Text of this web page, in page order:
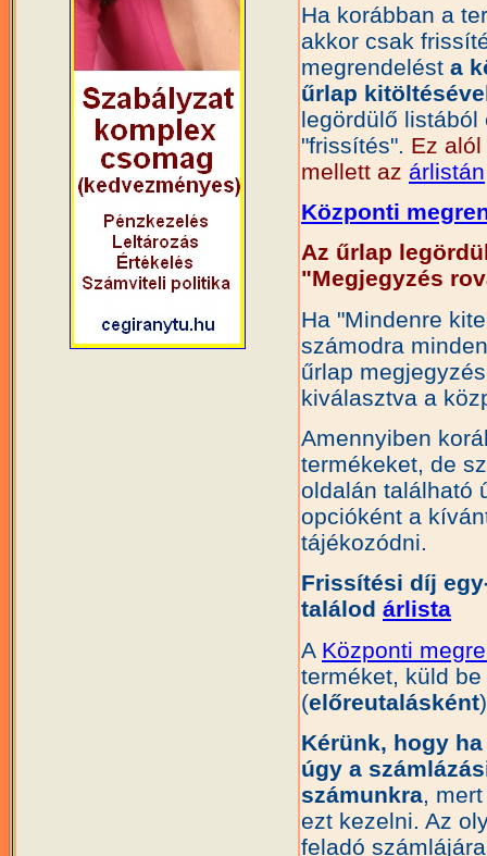
Ha korábban a
akkor csak
megrendelést a
űrlap
legördülő
"frissítés". Ez
mellett az árlistán
Központi
Az űrlap
"Megjegyzés
Ha "Mindenre
számodra
űrlap
kiválasztva a
Amennyiben
termékeket, de
oldalán található
opcióként a
tájékozódni.
Frissítési díj
találod árlista
A Központi
terméket, küld
(előreutalásként
Kérünk, hogy
úgy a
számunkra,
ezt kezelni. Az
feladó